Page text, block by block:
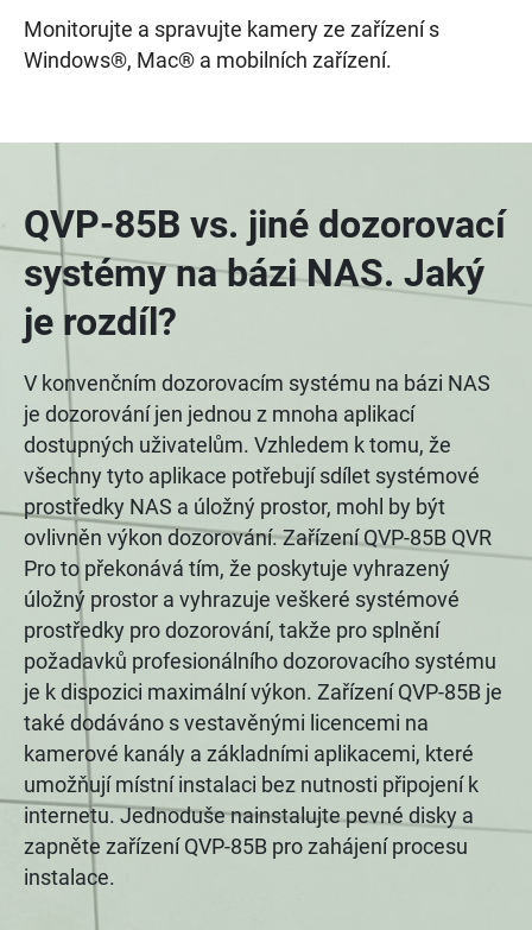
Monitorujte a spravujte kamery ze zařízení s
Windows®, Mac® a mobilních zařízení.
QVP-85B vs. jiné dozorovací
systémy na bázi NAS. Jaký
je rozdíl?
V konvenčním dozorovacím systému na bázi NAS
je dozorování jen jednou z mnoha aplikací
dostupných uživatelům. Vzhledem k tomu, že
všechny tyto aplikace potřebují sdílet systémové
prostředky NAS a úložný prostor, mohl by být
ovlivněn výkon dozorování. Zařízení QVP-85B QVR
Pro to překonává tím, že poskytuje vyhrazený
úložný prostor a vyhrazuje veškeré systémové
prostředky pro dozorování, takže pro splnění
požadavků profesionálního dozorovacího systému
je k dispozici maximální výkon. Zařízení QVP-85B je
také dodáváno s vestavěnými licencemi na
kamerové kanály a základními aplikacemi, které
umožňují místní instalaci bez nutnosti připojení k
internetu. Jednoduše nainstalujte pevné disky a
zapněte zařízení QVP-85B pro zahájení procesu
instalace.